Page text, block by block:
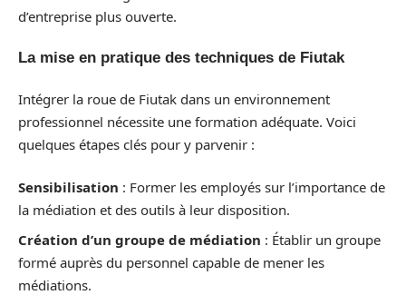
d’entreprise plus ouverte.
La mise en pratique des techniques de Fiutak
Intégrer la roue de Fiutak dans un environnement
professionnel nécessite une formation adéquate. Voici
quelques étapes clés pour y parvenir :
Sensibilisation : Former les employés sur l’importance de
la médiation et des outils à leur disposition.
Création d’un groupe de médiation : Établir un groupe
formé auprès du personnel capable de mener les
médiations.